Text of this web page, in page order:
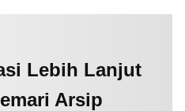
Lebih Lanjut
Arsip